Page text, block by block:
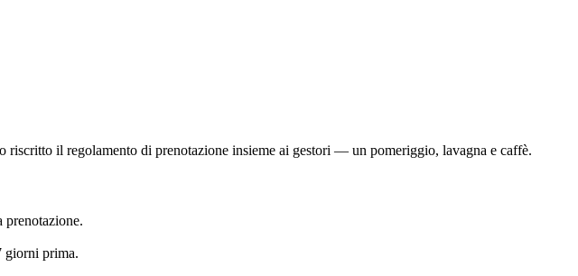
il regolamento di prenotazione insieme ai gestori — un pomeriggio, lavagna e caffè.
prenotazione.
giorni prima.